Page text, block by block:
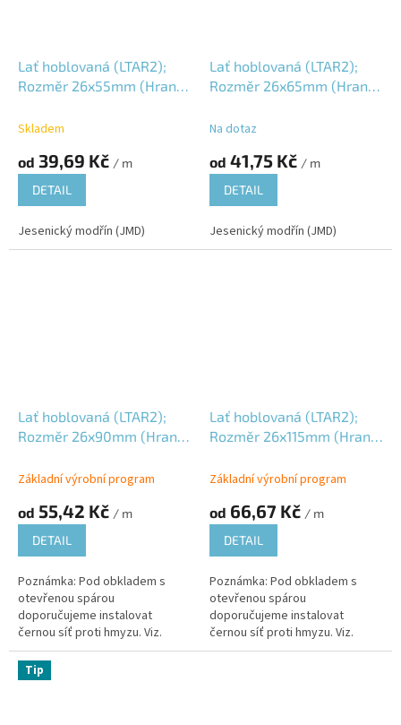
Lať hoblovaná (LTAR2);
Rozměr 26x55mm (Hrana
Skladem
od 39,69 Kč / m
DETAIL
Jesenický modřín (JMD)
Lať hoblovaná (LTAR2);
Rozměr 26x65mm (Hrana
Na dotaz
od 41,75 Kč / m
DETAIL
Jesenický modřín (JMD)
Lať hoblovaná (LTAR2);
Rozměr 26x90mm (Hrana
(JMD); Vlhkost 16±3%;
Základní výrobní program
od 55,42 Kč / m
DETAIL
Poznámka: Pod obkladem s
otevřenou spárou
doporučujeme instalovat
černou síť proti hmyzu. Viz.
produktový list: 06YPL-SPH01;
Lať hoblovaná (LTAR2);
Rozměr 26x115mm (Hrana
(JMD); Vlhkost 16±3%;
Základní výrobní program
od 66,67 Kč / m
DETAIL
Poznámka: Pod obkladem s
otevřenou spárou
doporučujeme instalovat
černou síť proti hmyzu. Viz.
produktový list: 06YPL-SPH01;
Tip